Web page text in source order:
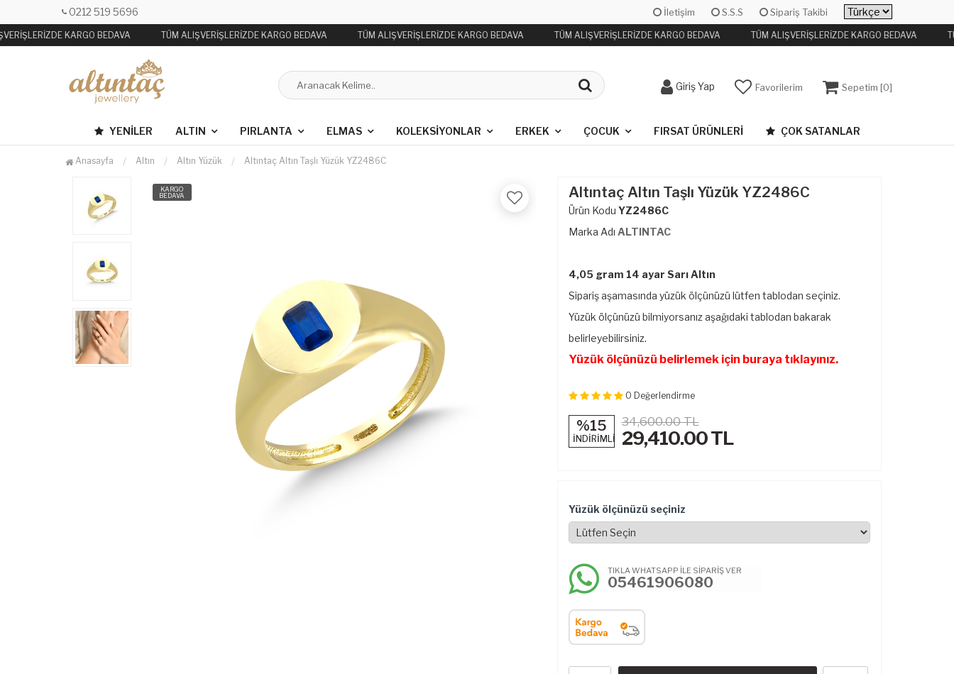
0212 519 5696 İletişim S.S.S Sipariş Takibi
KARGO BEDAVA TÜM ALIŞVERİŞLERİZDE KARGO BEDAVA TÜM ALIŞVERİŞLERİZDE KARGO BEDAVA TÜM ALIŞVERİŞLERİZDE KARGO BEDAVA TÜM ALIŞVERİŞLERİZDE KARGO BEDAVA
Giriş Yap Favorilerim Sepetim [0]
YENILER ALTIN PIRLANTA ELMAS KOLEKSIYONLAR ERKEK ÇOCUK FIRSAT ÜRÜNLERI ÇOK SATANLAR
Anasayfa Altın Altın Yüzük Altıntaç Altın Taşlı Yüzük YZ2486C
KARGO
BEDAVA
Altıntaç Altın Taşlı Yüzük YZ2486C
Ürün Kodu YZ2486C
Marka Adı ALTINTAC
4,05 gram 14 ayar Sarı Altın
Sipariş aşamasında yüzük ölçünüzü lütfen tablodan seçiniz.
Yüzük ölçünüzü bilmiyorsanız aşağıdaki tablodan bakarak
belirleyebilirsiniz.
Yüzük ölçünüzü belirlemek için buraya tıklayınız.
0 Değerlendirme
%15
İNDİRİMLİ
34,600.00 TL
29,410.00TL
Yüzük ölçünüzü seçiniz
TIKLA WHATSAPP İLE SİPARİŞ VER
05461906080